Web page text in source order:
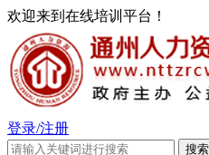
欢迎来到在线培训平台！
登录/注册